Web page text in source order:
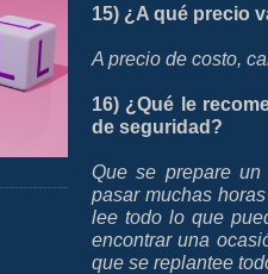
15) ¿A qué precio
A precio de costo,
16) ¿Qué le
de seguridad?
Que se prepare
pasar muchas
lee todo lo que
encontrar una
que se replantee